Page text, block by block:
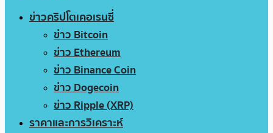
ข่าวคริปโตเคอเรนซี่
ข่าว Bitcoin
ข่าว Ethereum
ข่าว Binance Coin
ข่าว Dogecoin
ข่าว Ripple (XRP)
ราคาและการวิเคราะห์